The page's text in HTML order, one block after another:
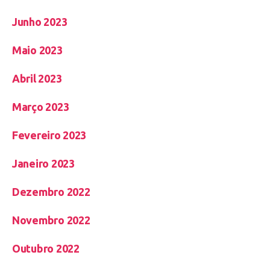
Junho 2023
Maio 2023
Abril 2023
Março 2023
Fevereiro 2023
Janeiro 2023
Dezembro 2022
Novembro 2022
Outubro 2022